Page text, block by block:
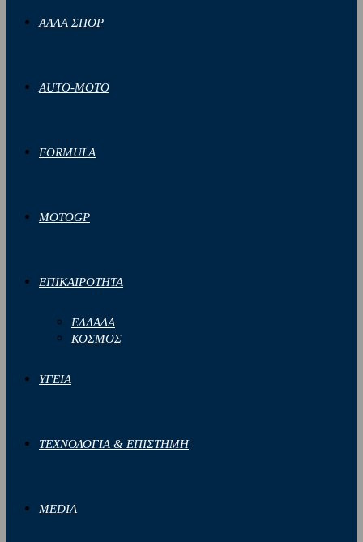
ΑΛΛΑ ΣΠΟΡ
AUTO-MOTO
FORMULA
MOTOGP
ΕΠΙΚΑΙΡΟΤΗΤΑ
ΕΛΛΑΔΑ
ΚΟΣΜΟΣ
ΥΓΕΙΑ
ΤΕΧΝΟΛΟΓΙΑ & ΕΠΙΣΤΗΜΗ
MEDIA